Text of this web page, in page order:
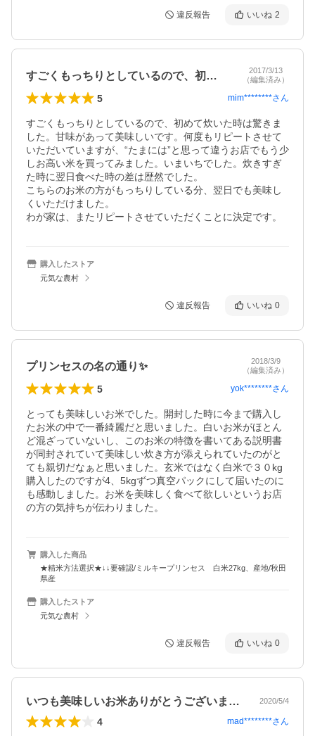
違反報告 いいね 2
すごくもっちりとしているので、初めて炊…
2017/3/13
（編集済み）
5 mim********さん
すごくもっちりとしているので、初めて炊いた時は驚きま
した。甘味があって美味しいです。何度もリピートさせて
いただいていますが、“たまには”と思って違うお店でもう少
しお高い米を買ってみました。いまいちでした。炊きすぎ
た時に翌日食べた時の差は歴然でした。
こちらのお米の方がもっちりしている分、翌日でも美味し
くいただけました。
わが家は、またリピートさせていただくことに決定です。
購入したストア
元気な農村
違反報告 いいね 0
プリンセスの名の通り✨
2018/3/9
（編集済み）
5 yok********さん
とっても美味しいお米でした。開封した時に今まで購入し
たお米の中で一番綺麗だと思いました。白いお米がほとん
ど混ざっていないし、このお米の特徴を書いてある説明書
が同封されていて美味しい炊き方が添えられていたのがと
ても親切だなぁと思いました。玄米ではなく白米で３０kg
購入したのですが4、5kgずつ真空パックにして届いたのに
も感動しました。お米を美味しく食べて欲しいというお店
の方の気持ちが伝わりました。
購入した商品
★精米方法選択★↓↓要確認/ミルキープリンセス 白米27kg、産地/秋田
県産
購入したストア
元気な農村
違反報告 いいね 0
いつも美味しいお米ありがとうございます。 2020/5/4
4 mad********さん